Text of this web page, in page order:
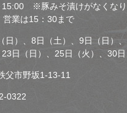
※豚みそ漬けがなくなり
営業は15：30まで
）、8日（土）、9日（日）
日（日）、25日（火）、30日
市野坂1-13-11
0322